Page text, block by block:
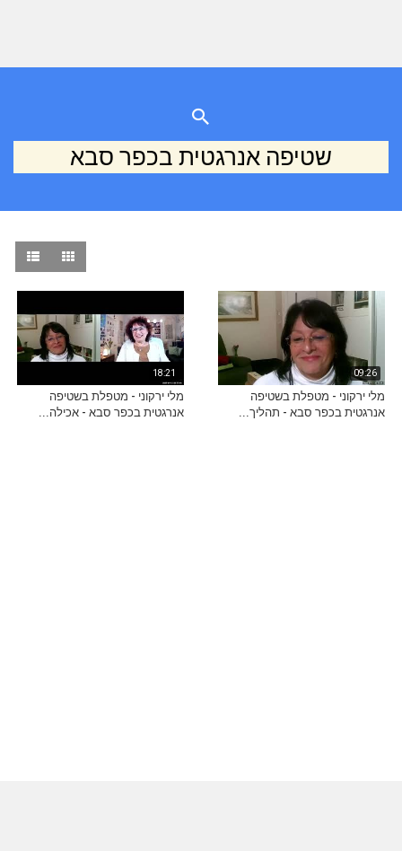
שטיפה אנרגטית בכפר סבא
09:26
מלי ירקוני - מטפלת בשטיפה
אנרגטית בכפר סבא - תהליך...
18:21
מלי ירקוני - מטפלת בשטיפה
אנרגטית בכפר סבא - אכילה...